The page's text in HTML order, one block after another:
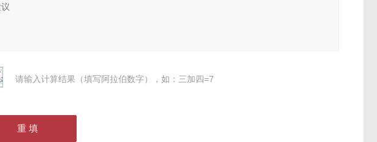
请输入计算结果（填写阿拉伯数字），如：三加四=7